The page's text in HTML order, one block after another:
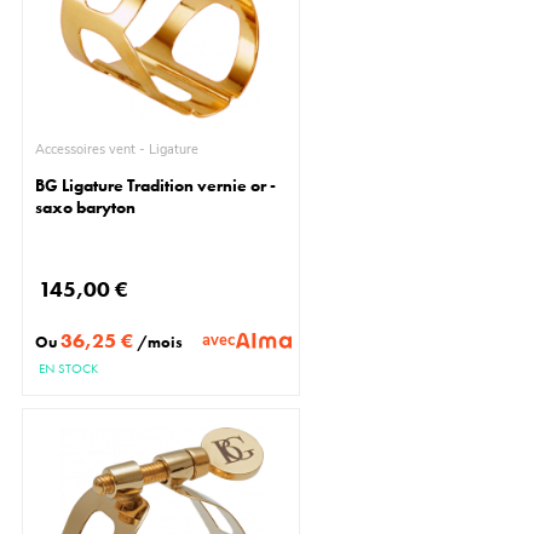
Accessoires vent - Ligature
BG Ligature Tradition vernie or -
saxo baryton
145,00 €
Ou36,25 € /mois avec
EN STOCK